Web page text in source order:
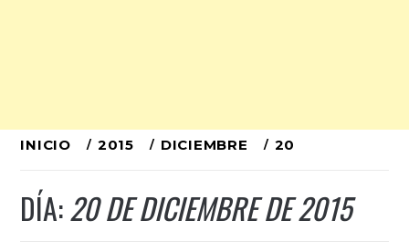
Ir
contenido
INICIO 2015 DICIEMBRE 20
DÍA:20 DE DICIEMBRE DE 2015